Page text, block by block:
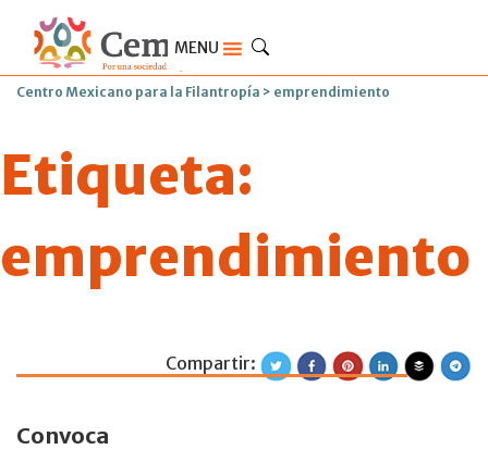
MENU
Centro Mexicano para la Filantropía > emprendimiento
Etiqueta:
emprendimiento
Convocatoria de
Compartir:
Convoca